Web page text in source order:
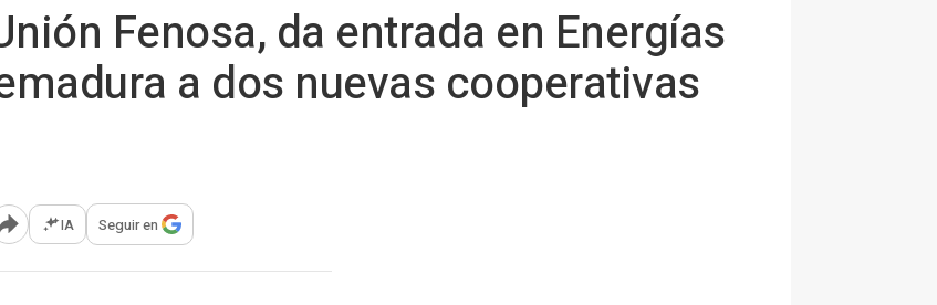
Fenosa, da entrada en Energías
a dos nuevas cooperativas
Abrir opciones para compartir
IA Seguir en